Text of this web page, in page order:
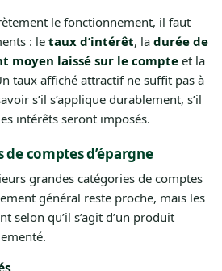
le fonctionnement, il faut
: le taux d’intérêt, la durée de
moyen laissé sur le compteet la
taux affiché attractif ne suffit pas à
s’il s’applique durablement, s’il
intérêts seront imposés.
comptes d’épargne
grandes catégories de comptes
général reste proche, mais les
selon qu’il s’agit d’un produit